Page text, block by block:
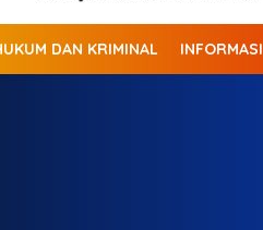
DAN KRIMINAL INFORMASI